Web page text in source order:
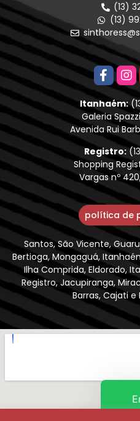
(13)
(13)
Itanhaém:
Galeria
Avenida Rui
Registro:
Shopping
Vargas nº
política de
Santos, São Vicente,
Bertioga, Mongaguá,
Ilha Comprida, Eldorado,
Registro, Jacupiranga,
Barras, Cajati e